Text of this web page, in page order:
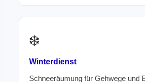
❄️
Winterdienst
Schneeräumung für Gehwege und